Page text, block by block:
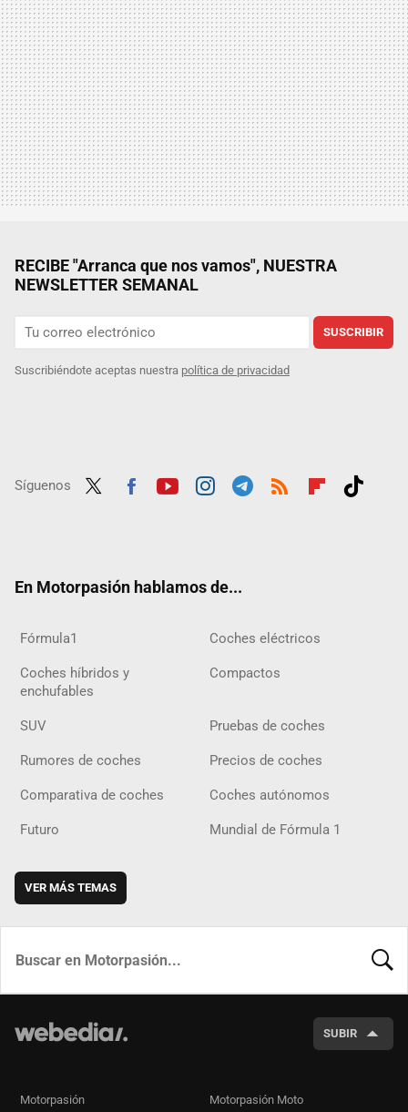
RECIBE "Arranca que nos vamos", NUESTRA
NEWSLETTER SEMANAL
SUSCRIBIR
Suscribiéndote aceptas nuestra política de privacidad
Síguenos
En Motorpasión hablamos de...
Fórmula1 Coches eléctricos
Coches híbridos y
enchufables
Compactos
SUV Pruebas de coches
Rumores de coches Precios de coches
Comparativa de coches Coches autónomos
Futuro Mundial de Fórmula 1
VER MÁS TEMAS
SUBIR
Motorpasión Motorpasión Moto